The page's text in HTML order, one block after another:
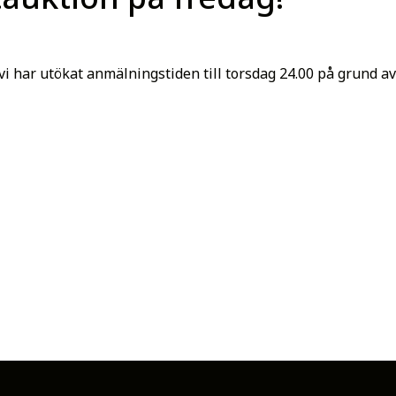
har utökat anmälningstiden till torsdag 24.00 på grund
vinnare i morgon!